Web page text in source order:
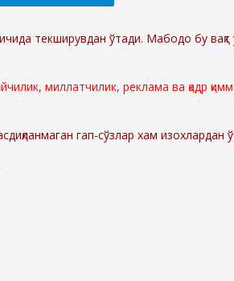
текширувдан ўтади. Мабодо бу
миллатчилик, реклама ва қадр
гап-сўзлар хам изохлардан